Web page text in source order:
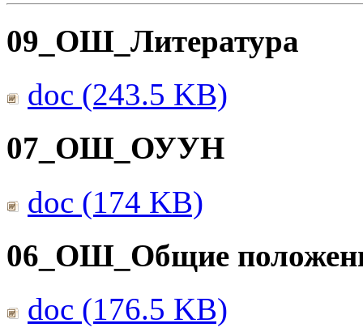
09_ОШ_Литература
doc (243.5 KB)
07_ОШ_ОУУН
doc (174 KB)
06_ОШ_Общие
doc (176.5 KB)